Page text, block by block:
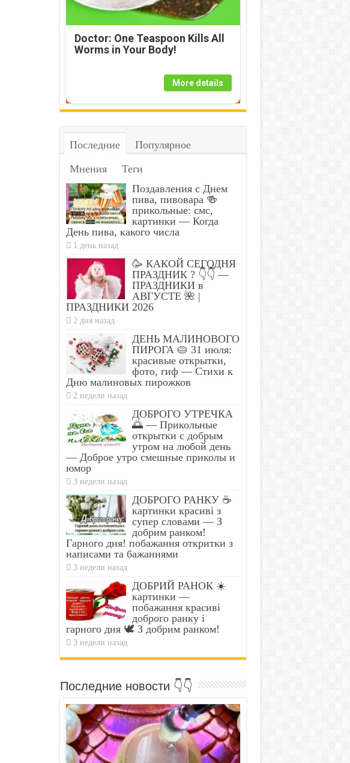
Doctor: One Teaspoon Kills All
Worms in Your Body!
More details
Последние
Популярное
Мнения
Теги
Поздавления с Днем
пива, пивовара 🍻
прикольные: смс,
картинки — Когда
День пива, какого числа
1 день назад
🥳 КАКОЙ СЕГОДНЯ
ПРАЗДНИК ? 👇👇 —
ПРАЗДНИКИ в
АВГУСТЕ 🌺 |
ПРАЗДНИКИ 2026
2 дня назад
ДЕНЬ МАЛИНОВОГО
ПИРОГА 🥧 31 июля:
красивые открытки,
фото, гиф — Стихи к
Дню малиновых пирожков
2 недели назад
ДОБРОГО УТРЕЧКА
🌅 — Прикольные
открытки с добрым
утром на любой день
— Доброе утро смешные приколы и
юмор
3 недели назад
ДОБРОГО РАНКУ ☕
картинки красиві з
супер словами — З
добрим ранком!
Гарного дня! побажання откритки з
написами та бажаннями
3 недели назад
ДОБРИЙ РАНОК ☀️
картинки —
побажання красиві
доброго ранку і
гарного дня 🕊️ З добрим ранком!
3 недели назад
Последние новости 👇👇